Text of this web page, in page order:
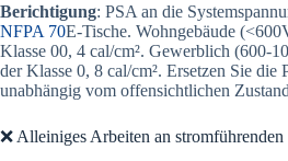
Berichtigung: PSA an die
NFPA 70E-Tische. Wohngebäude
Klasse 00, 4 cal/cm². Gewerblich (600-
der Klasse 0, 8 cal/cm². Ersetzen Sie die
unabhängig vom offensichtlichen
❌ Alleiniges Arbeiten an stromführenden